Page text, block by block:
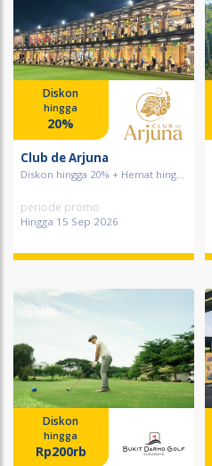
Diskon
hingga
20%
Club de Arjuna
Diskon hingga 20% + Hemat hing...
periode promo
Hingga 15 Sep 2026
Diskon
hingga
Rp200rb